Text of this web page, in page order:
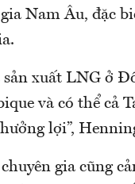
Nam Âu, đặc
sản xuất LNG ở
và có thể cả
hưởng lợi”,
gia cũng